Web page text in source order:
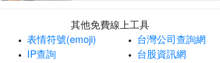
其他免費線上工具
表情符號(emoji)
IP查詢
台灣公司查詢網
台股資訊網